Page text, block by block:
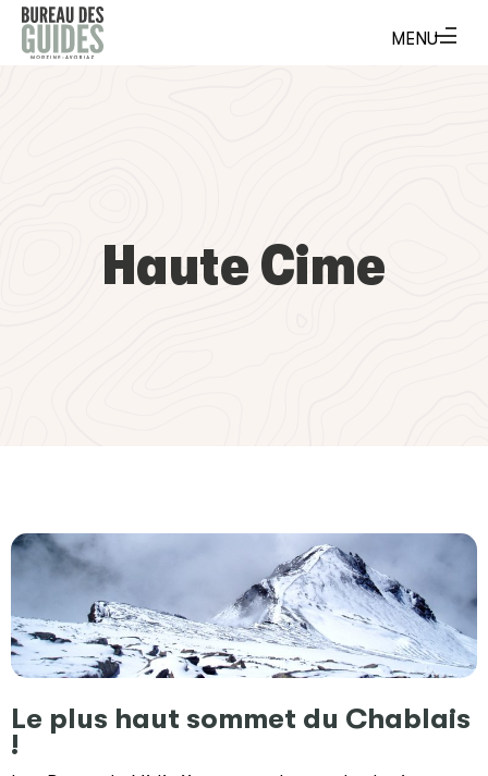
Haute Cime
Le plus haut sommet du Chablais
!